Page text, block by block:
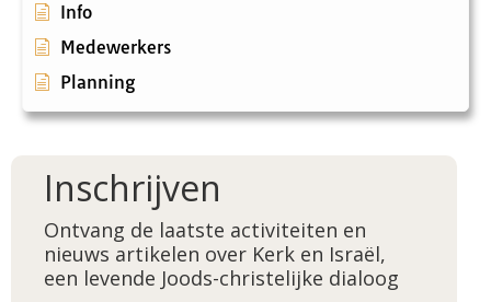
Info
Medewerkers
Planning
Inschrijven
Ontvang de laatste activiteiten en
nieuws artikelen over Kerk en Israël,
een levende Joods-christelijke dialoog